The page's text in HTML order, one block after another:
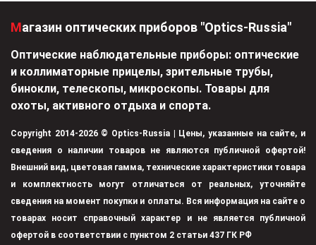
Магазин оптических приборов "Optics-Russia"
Оптические наблюдательные приборы: оптические
и коллиматорные прицелы, зрительные трубы,
бинокли, телескопы, микроскопы. Товары для
охоты, активного отдыха и спорта.
Copyright 2014-2026 © Optics-Russia | Цены, указанные на сайте, и
сведения о наличии товаров не являются публичной офертой!
Внешний вид, цветовая гамма, технические характеристики товара
и комплектность могут отличаться от реальных, уточняйте
сведения на момент покупки и оплаты. Вся информация на сайте о
товарах носит справочный характер и не является публичной
офертой в соответствии с пунктом 2 статьи 437 ГК РФ